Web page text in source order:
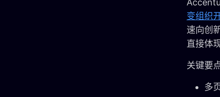
变组织
速向创
直接体
关键要
多